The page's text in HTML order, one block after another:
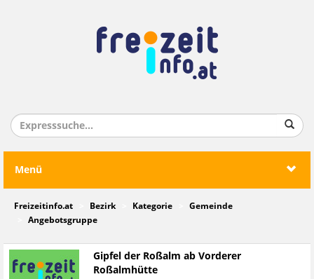
Menü
Freizeitinfo.at Bezirk Kategorie
Gemeinde
Angebotsgruppe
Gipfel der Roßalm ab Vorderer
Roßalmhütte